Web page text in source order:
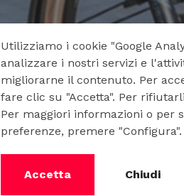
Utilizziamo i cookie "Google
analizzare i nostri servizi e
migliorarne il contenuto. Per
fare clic su "Accetta". Per
Per maggiori informazioni o per
preferenze, premere "Configura".
Accetta Chiudi